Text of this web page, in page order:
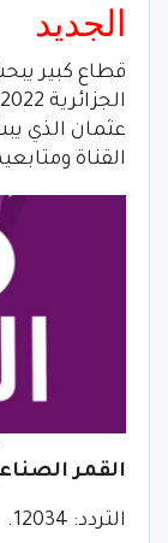
الجديد
قطاع كبير
عثمان الذي
القناة
القمر
التردد: 12034.